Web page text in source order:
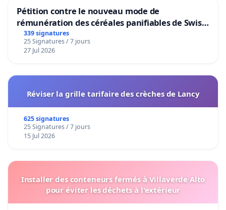
Pétition contre le nouveau mode de
rémunération des céréales panifiables de Swiss
granum basé sur la teneur en protéines
339 signatures
25 Signatures / 7 jours
27 Jul 2026
Réviser la grille tarifaire des crèches de Lancy
625 signatures
25 Signatures / 7 jours
15 Jul 2026
Installer des conteneurs fermés à Villaverde Alto
pour éviter les déchets à l'extérieur